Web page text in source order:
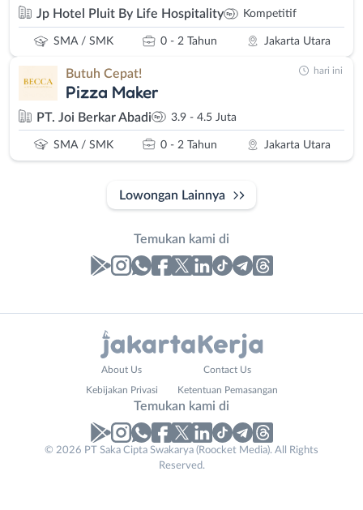
Jp Hotel Pluit By Life Hospitality Kompetitif
SMA / SMK 0 - 2 Tahun Jakarta Utara
Butuh Cepat!
Pizza Maker
PT. Joi Berkar Abadi 3.9 - 4.5 Juta
SMA / SMK 0 - 2 Tahun Jakarta Utara
hari ini
Lowongan Lainnya
Temukan kami di
No. Telp /
About Us Contact Us
Kebijakan Privasi Ketentuan Pemasangan
Temukan kami di
© 2026 PT Saka Cipta Swakarya (Roocket Media). All Rights
Reserved.